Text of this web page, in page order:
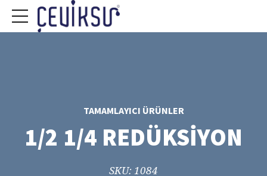
TAMAMLAYICI ÜRÜNLER
1/2 1/4 REDÜKSİYON
SKU: 1084